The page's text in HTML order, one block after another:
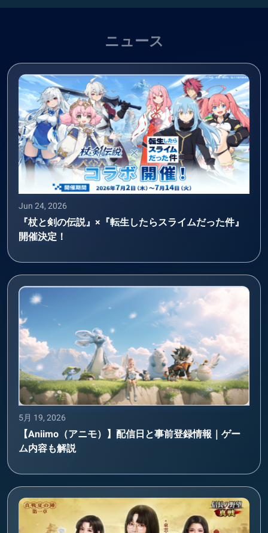
ニュース
Jun 24, 2026
『杖と剣の伝説』×『転生したらスライムだった件』
開催決定！
5月 19, 2026
【Aniimo（アニモ）】配信日と事前登録情報｜ゲー
ム内容も解説